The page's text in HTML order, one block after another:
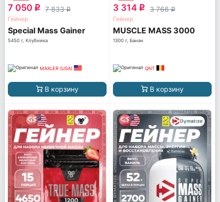
7 050 q 7 833q
Гейнер
Special Mass Gainer
5450 г, Клубника
MAXLER (USA)
В корзину
3 314 q 3 766q
Гейнер
MUSCLE MASS 3000
1300 г, Банан
QNT
В корзину